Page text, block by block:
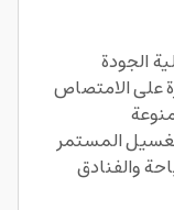
الجودة
على الامتصاص
المستمر
والفنادق